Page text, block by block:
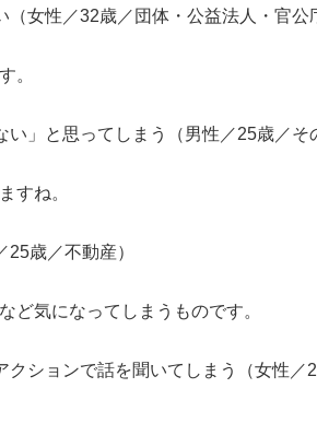
女性／32歳／団体・公益法人・官公
。
」と思ってしまう（男性／25歳／そ
すね。
歳／不動産）
ど気になってしまうものです。
ションで話を聞いてしまう（女性／